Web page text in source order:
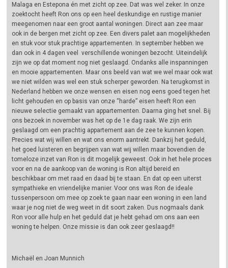
Malaga en Estepona én met zicht op zee. Dat was wel zeker. In onze
zoektocht heeft Ron ons op een heel deskundige en rustige manier
meegenomen naar een groot aantal woningen. Direct aan zee maar
ook in de bergen met zicht op zee. Een divers palet aan mogelijkheden
en stuk voor stuk prachtige appartementen. In september hebben we
dan ook in 4 dagen veel verschillende woningen bezocht. Uiteindelijk
zijn we op dat moment nog niet geslaagd. Ondanks alle inspanningen
en mooie appartementen. Maar ons beeld van wat we wel maar ook wat
we niet wilden was wel een stuk scherper geworden. Na terugkomst in
Nederland hebben we onze wensen en eisen nog eens goed tegen het
licht gehouden en op basis van onze “harde” eisen heeft Ron een
nieuwe selectie gemaakt van appartementen. Daarna ging het snel. Bij
ons bezoek in november was het op de 1e dag raak. We zijn erin
geslaagd om een prachtig appartement aan de zee te kunnen kopen.
Precies wat wij willen en wat ons enorm aantrekt. Dankzij het geduld,
het goed luisteren en begrijpen van wat wij willen maar bovendien de
tomeloze inzet van Ron is dit mogelijk geweest. Ook in het hele proces
voor en na de aankoop van de woning is Ron altijd bereid en
beschikbaar om met raad en daad bij te staan. En dat op een uiterst
sympathieke en vriendelijke manier. Voor ons was Ron de ideale
tussenpersoon om mee op zoek te gaan naar een woning in een land
waar je nog niet de weg weet in dit soort zaken. Dus nogmaals dank
Ron voor alle hulp en het geduld dat je hebt gehad om ons aan een
woning te helpen. Onze missie is dan ook zeer geslaagd!!
Michaël en Joan Munnich